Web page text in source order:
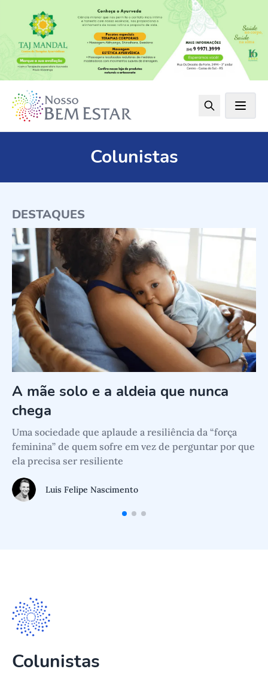
Colunistas
DESTAQUES
A mãe solo e a aldeia que nunca
chega
Uma sociedade que aplaude a resiliência da “força
feminina” de quem sofre em vez de perguntar por que
ela precisa ser resiliente
Luis Felipe Nascimento
Colunistas